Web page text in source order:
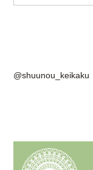
@shuunou_keikaku